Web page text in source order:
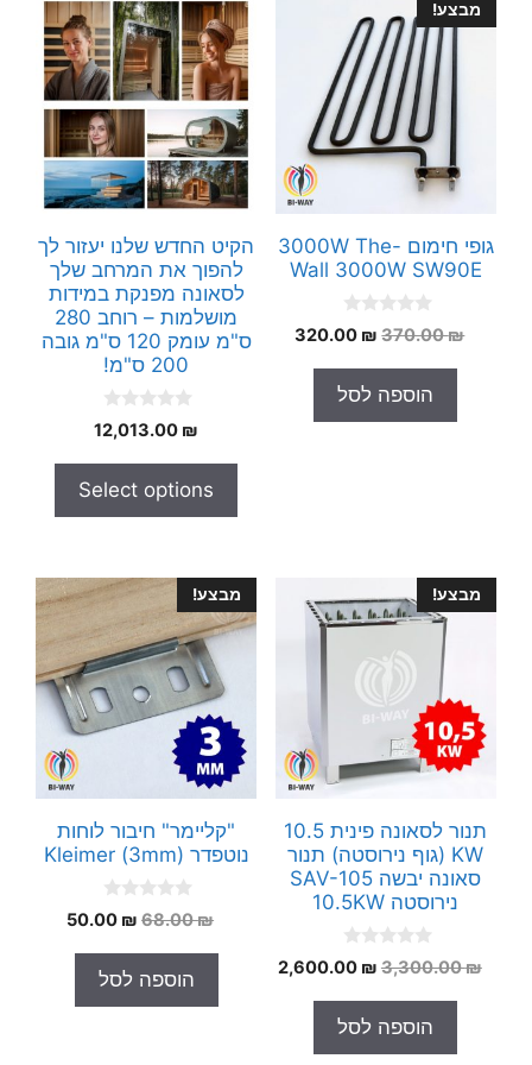
מבצע!
גופי חימום 3000W The-
Wall 3000W SW90E
0
o
o
5
370.00₪
המחיר
היה:
370.00 ₪.
320.00 ₪
המחיר
הוספה לסל
הקיט החדש שלנו יעזור לך
להפוך את המרחב שלך
לסאונה מפנקת במידות
מושלמות – רוחב 280
ס"מ עומק 120 ס"מ גובה
200 ס"מ!
0
o
o
5
12,013.00 ₪
Select options
מבצע!
תנור לסאונה פינית 10.5
KW (גוף נירוסטה) תנור
סאונה יבשה SAV-105
נירוסטה 10.5KW
0
o
o
5
3,300.00₪
המחיר
היה:
3,300.00 ₪.
2,600.00 ₪
המחיר
הוספה לסל
מבצע!
"קליימר" חיבור לוחות
נוטפדר Kleimer (3mm)
0
o
o
5
68.00₪
המחיר
היה:
68.00 ₪.
50.00 ₪
המחיר
הוספה לסל